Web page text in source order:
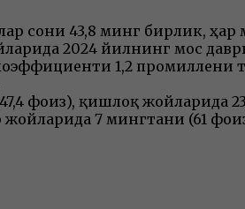
сони 43,8 минг бирлик,
2024 йилнинг мос
1,2
фоиз), қишлоқ жойларида
7 мингтани (61